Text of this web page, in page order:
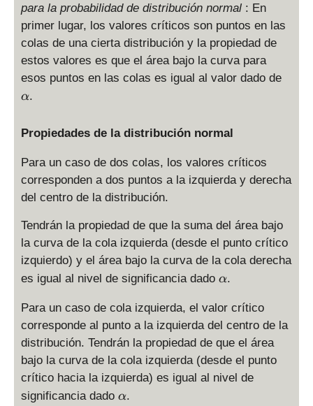
para la probabilidad de distribución normal : En
primer lugar, los valores críticos son puntos en las
colas de una cierta distribución y la propiedad de
estos valores es que el área bajo la curva para
esos puntos en las colas es igual al valor dado de
α.
Propiedades de la distribución normal
Para un caso de dos colas, los valores críticos
corresponden a dos puntos a la izquierda y derecha
del centro de la distribución.
Tendrán la propiedad de que la suma del área bajo
la curva de la cola izquierda (desde el punto crítico
izquierdo) y el área bajo la curva de la cola derecha
es igual al nivel de significancia dado \
l
p
h
a
α.
Para un caso de cola izquierda, el valor crítico
corresponde al punto a la izquierda del centro de la
distribución. Tendrán la propiedad de que el área
bajo la curva de la cola izquierda (desde el punto
crítico hacia la izquierda) es igual al nivel de
significancia dado \
α.